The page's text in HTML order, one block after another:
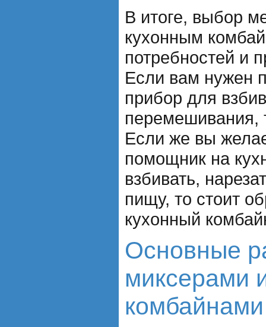
В итоге, выбор
кухонным
потребностей и
Если вам нужен
прибор для
перемешивания,
Если же вы
помощник на
взбивать,
пищу, то стоит
кухонный
Основные
миксерами
комбайнами